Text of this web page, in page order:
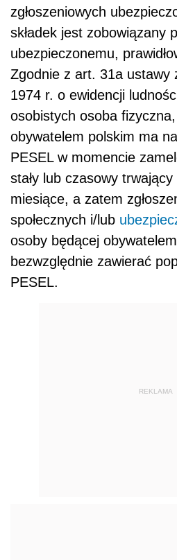
zgłoszeniowych
składek jest zobowiązany
ubezpieczonemu,
Zgodnie z art. 31a ustawy
1974 r. o ewidencji
osobistych osoba
obywatelem polskim ma
PESEL w momencie
stały lub czasowy
miesiące, a zatem
społecznych i/lub
osoby będącej
bezwzględnie zawierać
PESEL.
REKLAMA